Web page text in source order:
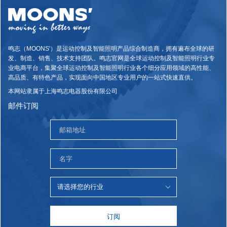
鸣志（MOONS'）是运动控制及智能照明产品综合制造商，拥有遍布全球的研
发、制造、销售、技术支持团队。鸣志官网是全球运动控制及智能照明行业专
业电商平台，集聚全球运动控制及智能照明行业各个细分应用领域的高性能、
高品质、有特色产品，实现面向中国地区专业用户的一站式快速直供。
本网站隶属于上海鸣志电器股份有限公司
邮件订阅
订阅